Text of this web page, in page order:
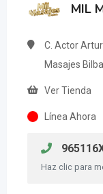
MIL
C. Actor
Masajes
Ver Tienda
Línea Ahora
Haz clic para